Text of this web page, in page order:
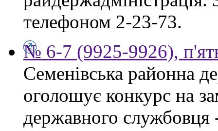
телефоном 2-23-73.
№ 6-7 (9925-9926),
Семенівська районна
оголошує конкурс на
державного службовця